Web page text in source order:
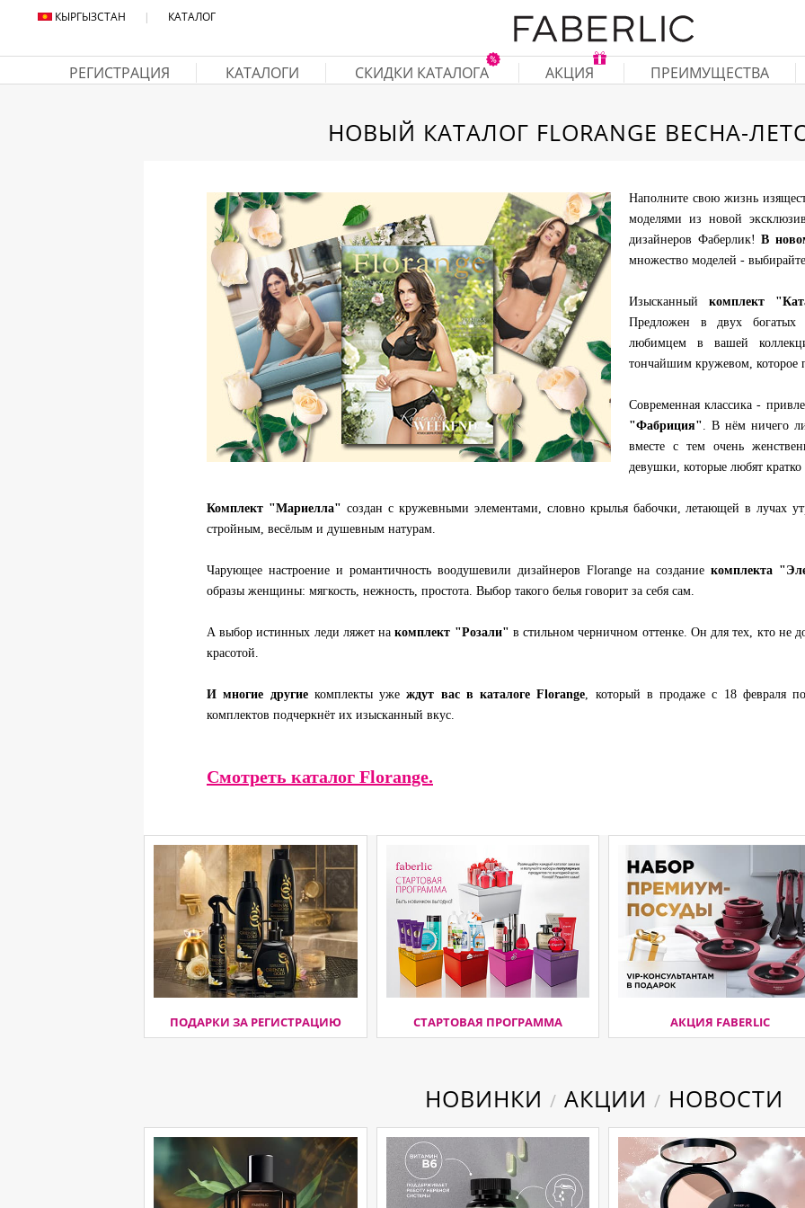
КЫРГЫЗСТАН | КАТАЛОГ
РЕГИСТРАЦИЯ КАТАЛОГИ СКИДКИ КАТАЛОГА АКЦИЯ ПРЕИМУЩЕСТВА
НОВЫЙ КАТАЛОГ FLORANGE ВЕСНА-
Наполните свою жизнь
моделями из новой
дизайнеров Фаберлик!В
множество моделей -
Изысканный комплект
Предложен в двух богатых
любимцем в вашей
тончайшим кружевом, которое
Современная классика -
"Фабриция". В нём ничего
вместе с тем очень
девушки, которые любят
Комплект "Мариелла" создан с кружевными элементами, словно крылья бабочки, летающей в лучах
стройным, весёлым и душевным натурам.
Чарующее настроение и романтичность воодушевили дизайнеров Florange на созданиекомплекта
образы женщины: мягкость, нежность, простота. Выбор такого белья говорит за себя сам.
А выбор истинных леди ляжет накомплект "Розали" в стильном черничном оттенке. Он для тех, кто не
красотой.
И многие другиекомплекты ужеждут вас в каталоге Florange, который в продаже с 18 февраля
комплектов подчеркнёт их изысканный вкус.
Смотреть каталог Florange.
ПОДАРКИ ЗА РЕГИСТРАЦИЮ СТАРТОВАЯ ПРОГРАММА АКЦИЯ FABERLIC
НОВИНКИ / АКЦИИ / НОВОСТИ